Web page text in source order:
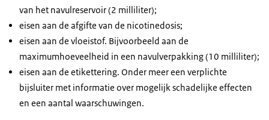
van het navulreservoir (2 milliliter);
eisen aan de afgifte van de nicotinedosis;
eisen aan de vloeistof. Bijvoorbeeld aan de
maximumhoeveelheid in een navulverpakking (10 milliliter);
eisen aan de etikettering. Onder meer een verplichte
bijsluiter met informatie over mogelijk schadelijke effecten
en een aantal waarschuwingen.